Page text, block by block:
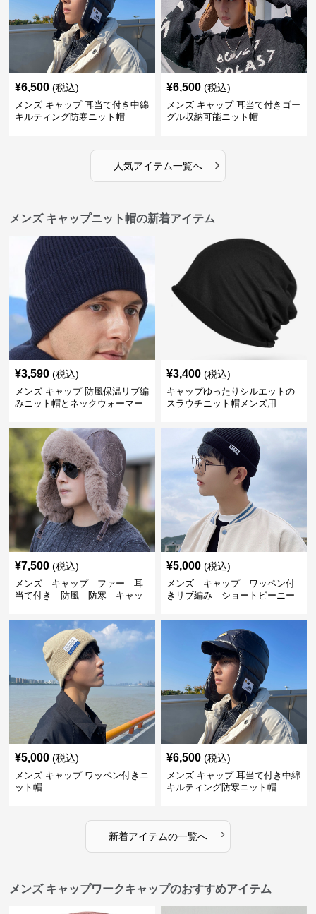
¥6,500 (税込)
メンズ キャップ 耳当て付き中綿
キルティング防寒ニット帽
¥6,500 (税込)
メンズ キャップ 耳当て付きゴー
グル収納可能ニット帽
人気アイテム一覧へ ›
メンズ キャップニット帽の新着アイテム
¥3,590 (税込)
メンズ キャップ 防風保温リブ編
みニット帽とネックウォーマー
¥3,400 (税込)
キャップゆったりシルエットの
スラウチニット帽メンズ用
¥7,500 (税込)
メンズ キャップ ファー 耳
当て付き 防風 防寒 キャッ
¥5,000 (税込)
メンズ キャップ ワッペン付
きリブ編み ショートビーニー
¥5,000 (税込)
メンズ キャップ ワッペン付きニ
ット帽
¥6,500 (税込)
メンズ キャップ 耳当て付き中綿
キルティング防寒ニット帽
新着アイテムの一覧へ ›
メンズ キャップワークキャップのおすすめアイテム